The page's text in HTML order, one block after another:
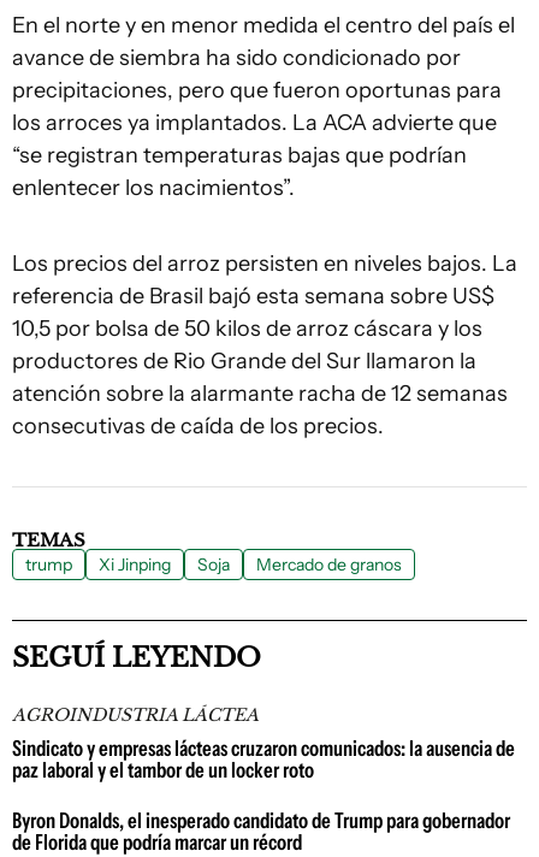
En el norte y en menor medida el centro del país el
avance de siembra ha sido condicionado por
precipitaciones, pero que fueron oportunas para
los arroces ya implantados. La ACA advierte que
“se registran temperaturas bajas que podrían
enlentecer los nacimientos”.
Los precios del arroz persisten en niveles bajos. La
referencia de Brasil bajó esta semana sobre US$
10,5 por bolsa de 50 kilos de arroz cáscara y los
productores de Rio Grande del Sur llamaron la
atención sobre la alarmante racha de 12 semanas
consecutivas de caída de los precios.
TEMAS
trump Xi Jinping Soja Mercado de granos
SEGUÍ LEYENDO
AGROINDUSTRIA LÁCTEA
Sindicato y empresas lácteas cruzaron comunicados: la ausencia de
paz laboral y el tambor de un locker roto
Byron Donalds, el inesperado candidato de Trump para gobernador
de Florida que podría marcar un récord